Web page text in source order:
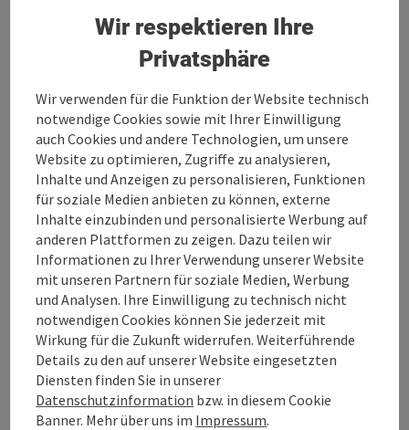
Praxis für Osteopathie und
Physiotherapie - Heidrun
Bruckner
Der Gesunde hat viele Wünsche, der Kranke nur einen.
(Indisches Sprichwort)
Reichenau im Mühlkreis
Telefon
+43 664 8795228
Öffnungszeiten
MOMontag geöffnet
DIDienstag geöffnet
MIMittwoch geöffnet
DODonnerstag geöffnet
FRFreitag geöffnet
SASamstag geöffnet
SOSonntag geöffnet
FEFeiertag geöffnet
Seite zurück 1 2
Wir respektieren Ihre
Privatsphäre
Wir verwenden für die Funktion der Website technisch
notwendige Cookies sowie mit Ihrer Einwilligung
auch Cookies und andere Technologien, um unsere
Website zu optimieren, Zugriffe zu analysieren,
Inhalte und Anzeigen zu personalisieren, Funktionen
für soziale Medien anbieten zu können, externe
Inhalte einzubinden und personalisierte Werbung auf
anderen Plattformen zu zeigen. Dazu teilen wir
Informationen zu Ihrer Verwendung unserer Website
mit unseren Partnern für soziale Medien, Werbung
und Analysen. Ihre Einwilligung zu technisch nicht
notwendigen Cookies können Sie jederzeit mit
Wirkung für die Zukunft widerrufen. Weiterführende
Details zu den auf unserer Website eingesetzten
Diensten finden Sie in unserer
Datenschutzinformation bzw. in diesem Cookie
Banner. Mehr über uns im Impressum.